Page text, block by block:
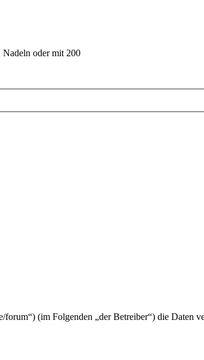
oder mit 200
(im Folgenden „der Betreiber“) die Daten